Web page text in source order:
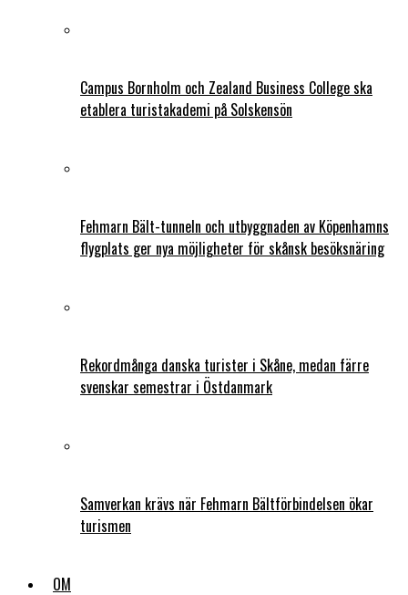
Campus Bornholm och Zealand Business College ska
etablera turistakademi på Solskensön
Fehmarn Bält-tunneln och utbyggnaden av Köpenhamns
flygplats ger nya möjligheter för skånsk besöksnäring
Rekordmånga danska turister i Skåne, medan färre
svenskar semestrar i Östdanmark
Samverkan krävs när Fehmarn Bältförbindelsen ökar
turismen
OM